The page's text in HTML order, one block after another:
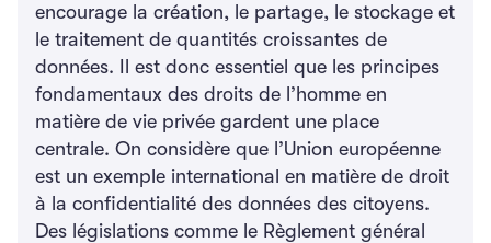
encourage la création, le partage, le stockage et
le traitement de quantités croissantes de
données. Il est donc essentiel que les principes
fondamentaux des droits de l’homme en
matière de vie privée gardent une place
centrale. On considère que l’Union européenne
est un exemple international en matière de droit
à la confidentialité des données des citoyens.
Des législations comme le Règlement général